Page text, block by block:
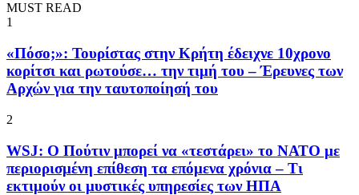
MUST READ
1
«Πόσο;»: Τουρίστας στην Κρήτη έδειχνε 10χρονο
κορίτσι και ρωτούσε… την τιμή του – Έρευνες των
Αρχών για την ταυτοποίησή του
2
WSJ: Ο Πούτιν μπορεί να «τεστάρει» το ΝΑΤΟ με
περιορισμένη επίθεση τα επόμενα χρόνια – Τι
εκτιμούν οι μυστικές υπηρεσίες των ΗΠΑ